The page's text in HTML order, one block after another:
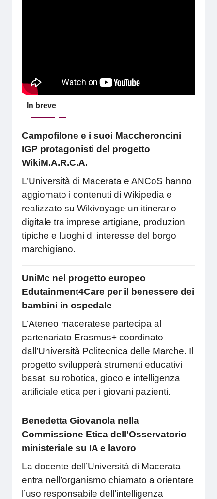
In breve
Campofilone e i suoi Maccheroncini
IGP protagonisti del progetto
WikiM.A.R.C.A.
L’Università di Macerata e ANCoS hanno
aggiornato i contenuti di Wikipedia e
realizzato su Wikivoyage un itinerario
digitale tra imprese artigiane, produzioni
tipiche e luoghi di interesse del borgo
marchigiano.
UniMc nel progetto europeo
Edutainment4Care per il benessere dei
bambini in ospedale
L’Ateneo maceratese partecipa al
partenariato Erasmus+ coordinato
dall’Università Politecnica delle Marche. Il
progetto svilupperà strumenti educativi
basati su robotica, gioco e intelligenza
artificiale etica per i giovani pazienti.
Benedetta Giovanola nella
Commissione Etica dell’Osservatorio
ministeriale su IA e lavoro
La docente dell’Università di Macerata
entra nell’organismo chiamato a orientare
l’uso responsabile dell’intelligenza